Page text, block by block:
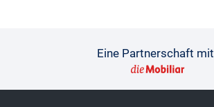
Eine Partnerschaft mit